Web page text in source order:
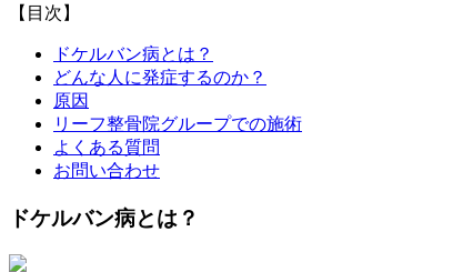
【目次】
ドケルバン病とは？
どんな人に発症するのか？
原因
リーフ整骨院グループでの施術
よくある質問
お問い合わせ
ドケルバン病とは？